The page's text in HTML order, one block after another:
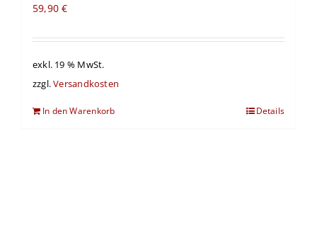
59,90€
exkl. 19 % MwSt.
zzgl.Versandkosten
In den Warenkorb Details